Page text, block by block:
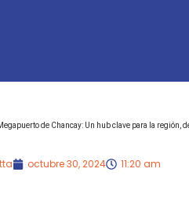
de Chancay: Un hub clave para la región,
octubre 30, 2024 11:20 am